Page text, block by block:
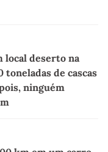
local deserto na
toneladas de cascas
ninguém